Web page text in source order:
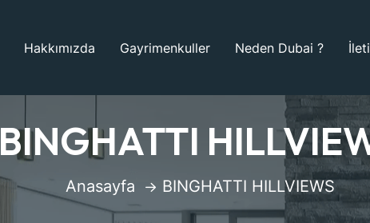
Hakkımızda Gayrimenkuller Neden Dubai ?
BINGHATTI
Anasayfa BINGHATTI HILLVIEWS